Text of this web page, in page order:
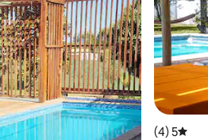
متوسط التقييم 5 من 5، 4 مراجعات
5 (4)